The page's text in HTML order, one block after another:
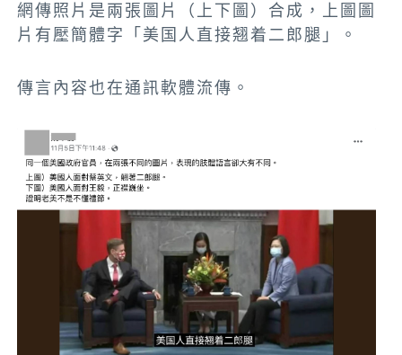
網傳照片是兩張圖片（上下圖）合成，上圖圖
片有壓簡體字「美国人直接翘着二郎腿」。
傳言內容也在通訊軟體流傳。